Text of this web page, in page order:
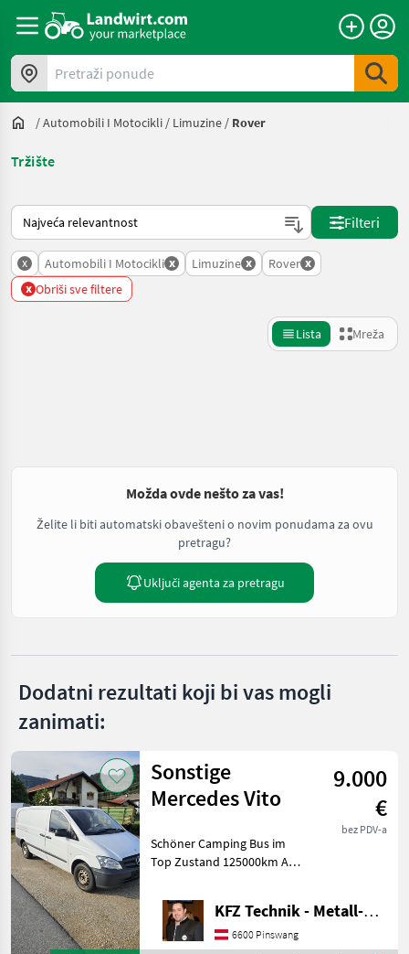
Pretraži ponude
/Automobili I Motocikli / Limuzine / Rover
Tržište
Način na koji sortira Landwirt.com
Filteri
x Automobili I Motocikli x Limuzine x Rover x
x Obriši sve filtere
Lista Mreža
Možda ovde nešto za vas!
Želite li biti automatski obavešteni o novim ponudama za ovu
pretragu?
Uključi agenta za pretragu
Dodatni rezultati koji bi vas mogli
zanimati:
Sonstige
Mercedes Vito
9.000
€
bez PDV-a
Schöner Camping Bus im
Top Zustand 125000km Als
Einsatzbar Navi
Rückkamera Kein Allrad 3-
Sitzer Diesel 130PS 2
KFZ Technik - Metall-Maschinenbau Wörle
6600 Pinswang